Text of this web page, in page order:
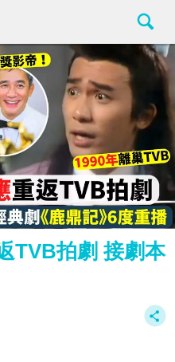
TVB拍劇 接劇本